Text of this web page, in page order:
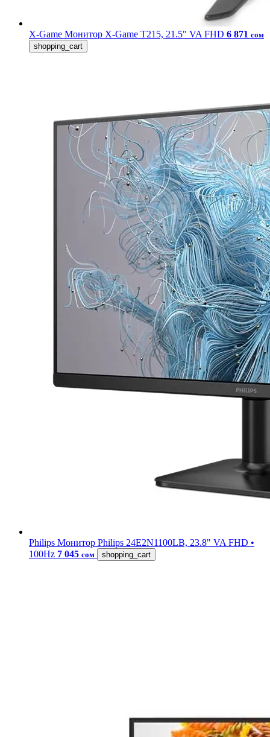
X-Game Монитор X-Game T215, 21.5" VA FHD 6 871 сом
shopping_cart
Philips Монитор Philips 24E2N1100LB, 23.8" VA FHD •
100Hz 7 045 сом shopping_cart